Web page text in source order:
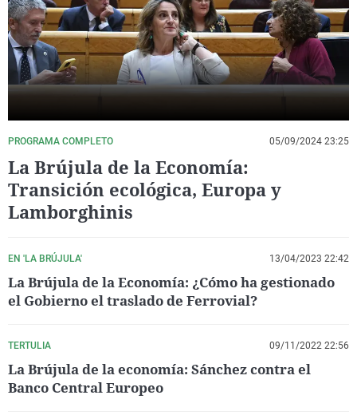
La rosa de los vientos
Gente viajera
Como el perro y el
Caso
Retornados
Equipo de
Operación Viuda
Extremadura
Galicia
La Rioja
Navarra
País Vasco
Virales
Televisión
Elecciones
PROGRAMA COMPLETO 05/09/2024 23:25
La Brújula de la Economía:
Transición ecológica, Europa y
Lamborghinis
EN 'LA BRÚJULA' 13/04/2023 22:42
La Brújula de la Economía: ¿Cómo ha gestionado
el Gobierno el traslado de Ferrovial?
TERTULIA 09/11/2022 22:56
La Brújula de la economía: Sánchez contra el
Banco Central Europeo